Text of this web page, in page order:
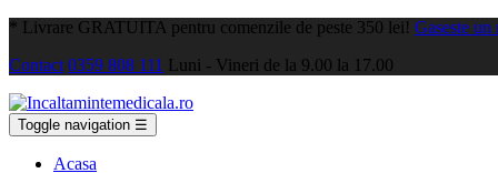
* Livrare GRATUITA pentru comenzile de peste 350 lei! Gaseste un
Contact 0359 808 111 Luni - Vineri de la 9.00 la 17.00
Toggle navigation ☰
Acasa